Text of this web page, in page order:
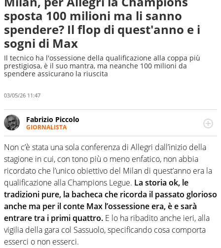
sposta 100 milioni ma li sanno
spendere? Il flop di quest'anno e i
sogni di Max
Il tecnico ha l'ossessione della qualificazione alla coppa più
prestigiosa, è il suo mantra, ma neanche 100 milioni da
spendere assicurano la riuscita
03/05/26 11:47
Fabrizio Piccolo
GIORNALISTA
Nella sua carriera ha seguito numerose manifestazioni
sportive e collaborato con agenzie e testate. Esperienza,
competenza, conoscenza e memoria storica. Si occupa
prevalentemente di calcio
Non c’è stata una sola conferenza di Allegri dall’inizio della
stagione in cui, con tono più o meno enfatico, non abbia
ricordato che l’unico obiettivo del Milan di quest’anno era la
qualificazione alla Champions Legue. La storia ok, le
tradizioni pure, la bacheca che ricorda il passato glorioso
anche ma per il conte Max l’ossessione era, è e sarà
entrare tra i primi quattro. E lo ha ribadito anche ieri, alla
vigilia della gara col Sassuolo, specificando cosa comporta
esserci o non esserci.